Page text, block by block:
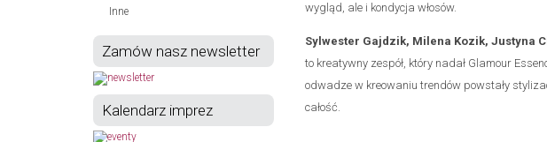
Inne
Zamów nasz newsletter
Kalendarz imprez
wygląd, ale i kondycja włosów.
Sylwester Gajdzik, Milena Kozik, Justyna
to kreatywny zespół, który nadał Glamour
odwadze w kreowaniu trendów powstały
całość.